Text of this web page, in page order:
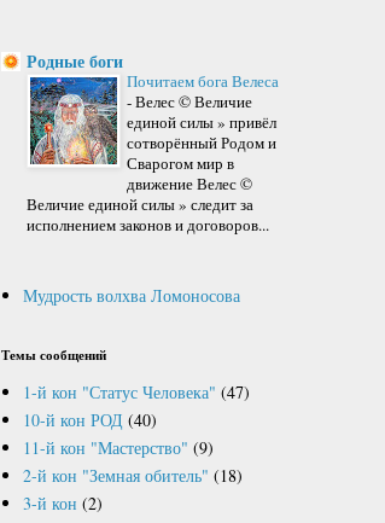
Родные боги
Почитаем бога Велеса
-Велес © Величие
единой силы » привёл
сотворённый Родом и
Сварогом мир в
движение Велес ©
Величие единой силы » следит за
исполнением законов и договоров...
Мудрость волхва Ломоносова
Темы сообщений
1-й кон "Статус Человека" (47)
10-й кон РОД (40)
11-й кон "Мастерство" (9)
2-й кон "Земная обитель" (18)
3-й кон (2)